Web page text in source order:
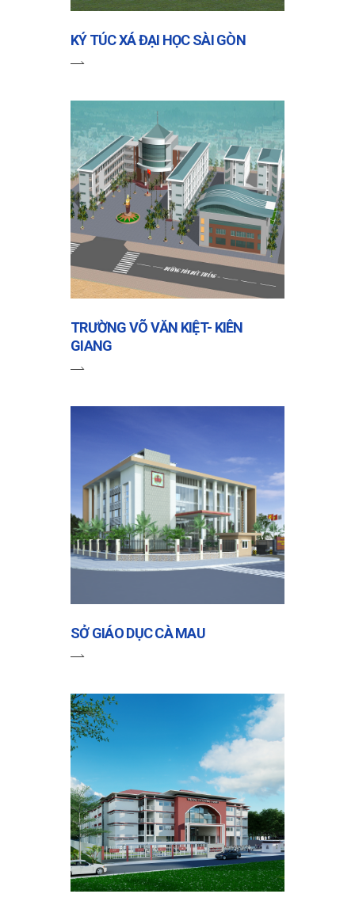
KÝ TÚC XÁ ĐẠI HỌC SÀI GÒN
TRƯỜNG VÕ VĂN KIỆT- KIÊN
GIANG
SỞ GIÁO DỤC CÀ MAU